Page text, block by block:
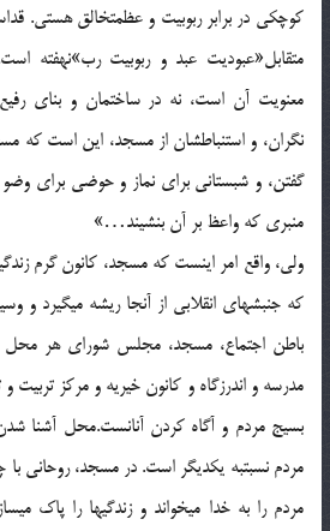
کوچکی در برابر ربوبیت و عظمت‏خالق هستی.
متقابل‏«عبودیت عبد و ربوبیت رب‏»نهفته
معنویت آن است، نه در ساختمان و بنای
نگران، و استنباطشان از مسجد، این است که
گفتن، و شبستانی برای نماز و حوضی برای
منبری که واعظ بر آن بنشیند…»
ولی، واقع امر اینست که مسجد، کانون گرم
که جنبشهای انقلابی از آنجا ریشه می‏گیرد و
باطن اجتماع، مسجد، مجلس شورای هر
مدرسه و اندرزگاه و کانون خیریه و مرکز تربیت
بسیج مردم و آگاه کردن آنانست.محل آشنا
مردم نسبت‏به یکدیگر است. در مسجد، روحانی
مردم را به خدا می‏خواند و زندگی‏ها را پاک